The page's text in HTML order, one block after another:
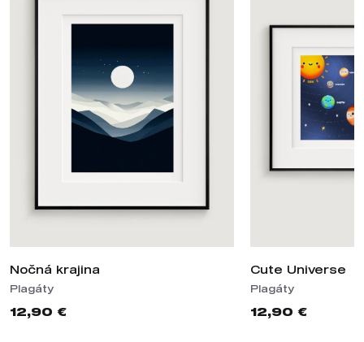
Nočná krajina
Plagáty
12,90 €
Cute Universe
Plagáty
12,90 €